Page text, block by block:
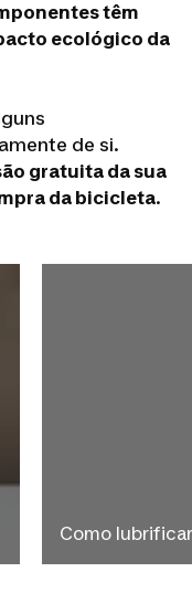
têm
ecológico da
de si.
gratuita da sua
da bicicleta.
Como